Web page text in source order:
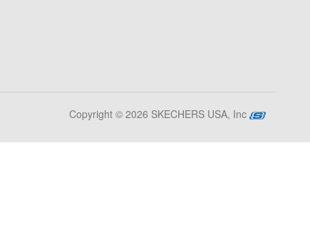
Copyright © 2026 SKECHERS USA, Inc